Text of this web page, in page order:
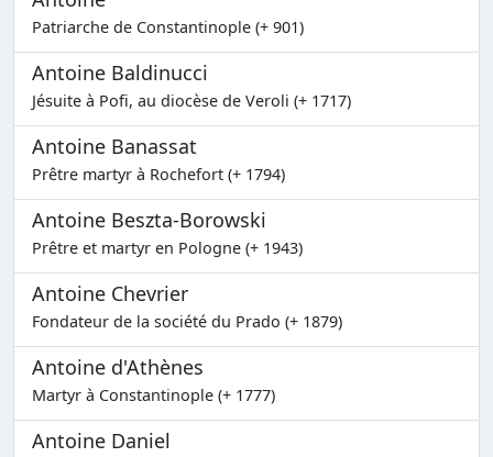
Patriarche de Constantinople (+ 901)
Antoine Baldinucci
Jésuite à Pofi, au diocèse de Veroli (+ 1717)
Antoine Banassat
Prêtre martyr à Rochefort (+ 1794)
Antoine Beszta-Borowski
Prêtre et martyr en Pologne (+ 1943)
Antoine Chevrier
Fondateur de la société du Prado (+ 1879)
Antoine d'Athènes
Martyr à Constantinople (+ 1777)
Antoine Daniel